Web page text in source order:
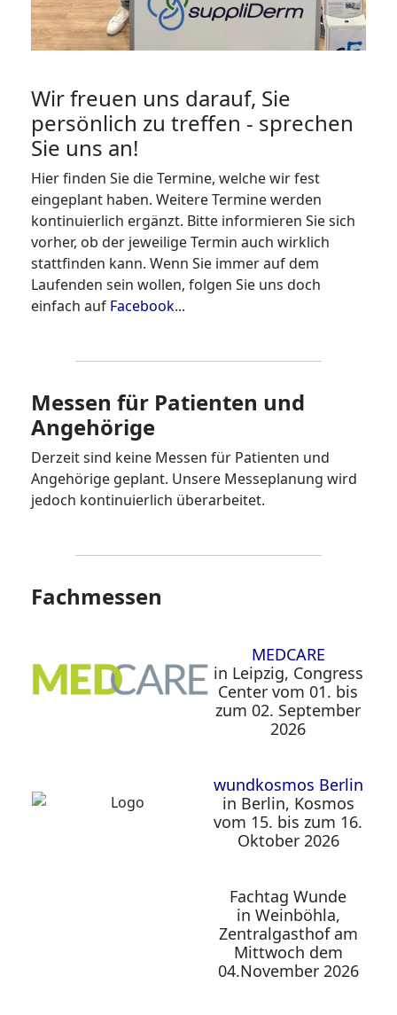
Wir freuen uns darauf, Sie
persönlich zu treffen - sprechen
Sie uns an!
Hier finden Sie die Termine, welche wir fest
eingeplant haben. Weitere Termine werden
kontinuierlich ergänzt. Bitte informieren Sie sich
vorher, ob der jeweilige Termin auch wirklich
stattfinden kann. Wenn Sie immer auf dem
Laufenden sein wollen, folgen Sie uns doch
einfach auf Facebook...
Messen für Patienten und
Angehörige
Derzeit sind keine Messen für Patienten und
Angehörige geplant. Unsere Messeplanung wird
jedoch kontinuierlich überarbeitet.
Fachmessen
MEDCARE
in Leipzig, Congress
Center vom 01. bis
zum 02. September
2026
wundkosmos Berlin
in Berlin, Kosmos
vom 15. bis zum 16.
Oktober 2026
Fachtag Wunde
in Weinböhla,
Zentralgasthof am
Mittwoch dem
04.November 2026